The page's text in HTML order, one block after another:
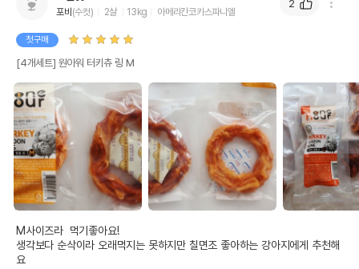
포비(수컷) 2살 13kg 아메리칸코카스파니엘
첫구매
[4개세트] 원아워 터키츄 링 M
M사이즈라  먹기좋아요!
생각보다 순삭이라 오래먹지는 못하지만 칠면조 좋아하는 강아지에게 추천해
요
2